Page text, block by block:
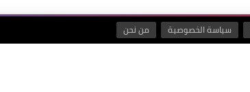
سياسة الخصوصية من نحن